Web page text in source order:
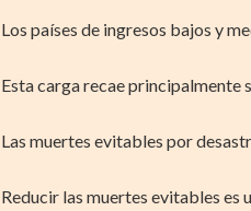
Los países de ingresos bajos y
Esta carga recae principalmente
Las muertes evitables por
Reducir las muertes evitables